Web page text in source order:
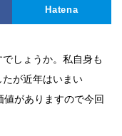
Hatena
しょうか。私自身も
が近年はいまい
がありますので今回